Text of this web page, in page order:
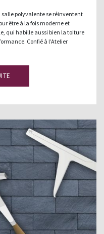
salle polyvalente se réinventent
être à la fois moderne et
qui habille aussi bien la toiture
Confié à l’Atelier